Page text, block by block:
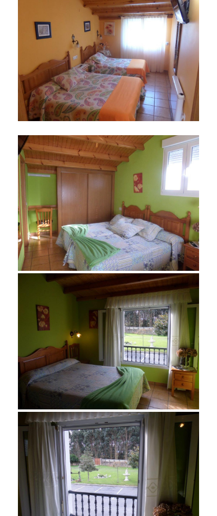
noviembre 23, 2015
SAM_1270
noviembre 23, 2015
SAM_1274
noviembre 23, 2015
SAM_1280
noviembre 23, 2015
SAM_1283
noviembre 23, 2015
SAM_1286